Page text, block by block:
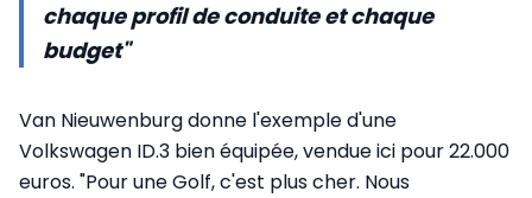
chaque profil de conduite et chaque
budget"
Van Nieuwenburg donne l'exemple d'une
Volkswagen ID.3 bien équipée, vendue ici pour 22.000
euros. "Pour une Golf, c'est plus cher. Nous